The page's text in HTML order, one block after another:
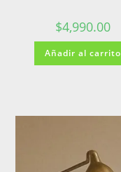
$4,990.00
Añadir al carrito